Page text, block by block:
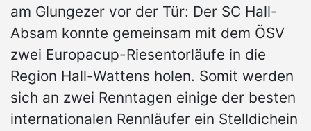
am Glungezer vor der Tür: Der SC Hall-
Absam konnte gemeinsam mit dem ÖSV
zwei Europacup-Riesentorläufe in die
Region Hall-Wattens holen. Somit werden
sich an zwei Renntagen einige der besten
internationalen Rennläufer ein Stelldichein